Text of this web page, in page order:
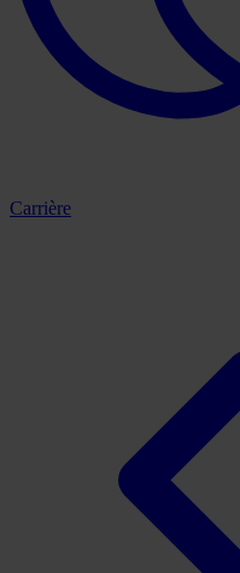
Carrière